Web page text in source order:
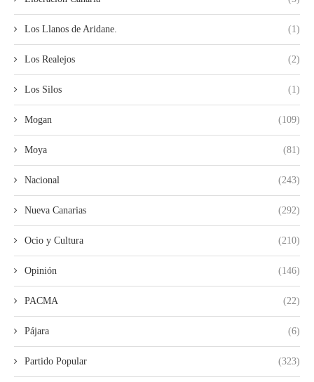
Los Llanos de Aridane. (1)
Los Realejos (2)
Los Silos (1)
Mogan (109)
Moya (81)
Nacional (243)
Nueva Canarias (292)
Ocio y Cultura (210)
Opinión (146)
PACMA (22)
Pájara (6)
Partido Popular (323)